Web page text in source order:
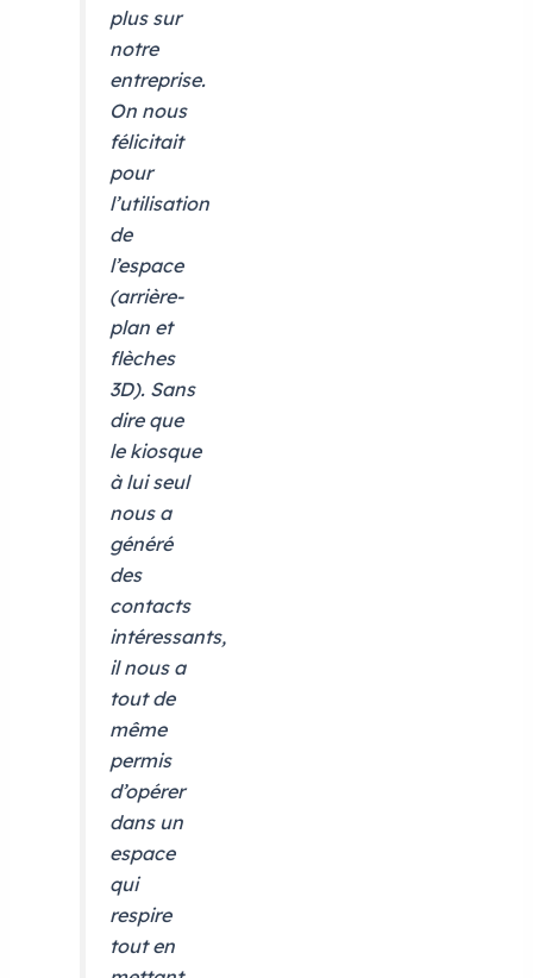
plus sur
notre
entreprise.
On nous
félicitait
pour
l’utilisation
de
l’espace
(arrière-
plan et
flèches
3D). Sans
dire que
le kiosque
à lui seul
nous a
généré
des
contacts
intéressants,
il nous a
tout de
même
permis
d’opérer
dans un
espace
qui
respire
tout en